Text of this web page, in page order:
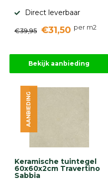
Direct leverbaar
€39,95 €31,50 per m2
Bekijk aanbieding
Keramische tuintegel
60x60x2cm Travertino
Sabbia
AANBIEDING